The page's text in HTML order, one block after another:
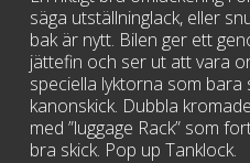
säga utställninglack, eller
bak är nytt. Bilen ger ett
jättefin och ser ut att vara
speciella lyktorna som
kanonskick. Dubbla
med ”luggage Rack” som
bra skick. Pop up Tanklock.